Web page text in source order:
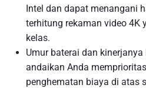
Intel dan dapat menangani
terhitung rekaman video 4K
kelas.
Umur baterai dan
andaikan Anda
penghematan biaya di atas